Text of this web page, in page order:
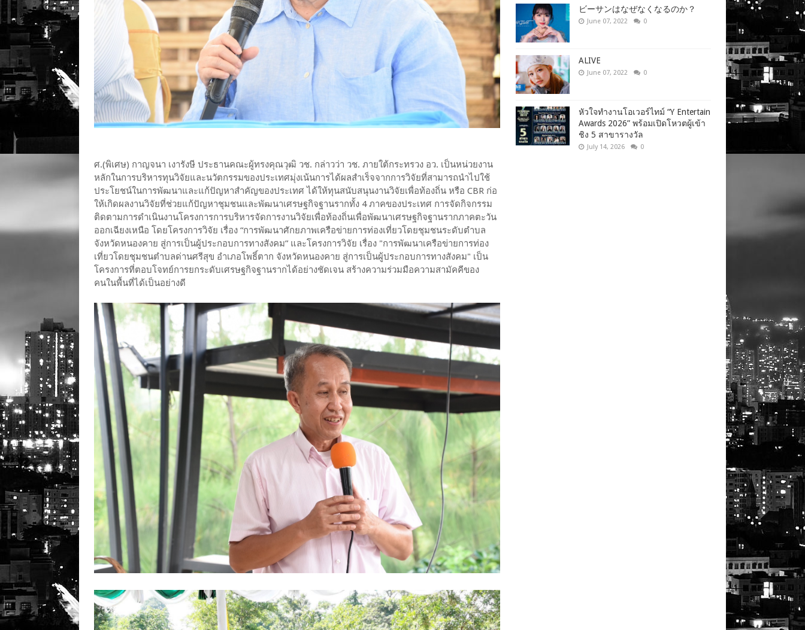
ศ.(พิเศษ) กาญจนา เงารังษี ประธานคณะผู้ทรงคุณวุฒิ วช. กล่าวว่า วช. ภายใต้กระทรวง อว. เป็นหน่วยงาน
หลักในการบริหารทุนวิจัยและนวัตกรรมของประเทศมุ่งเน้นการได้ผลสำเร็จจากการวิจัยที่สามารถนำไปใช้
ประโยชน์ในการพัฒนาและแก้ปัญหาสำคัญของประเทศ ได้ให้ทุนสนับสนุนงานวิจัยเพื่อท้องถิ่น หรือ CBR ก่อ
ให้เกิดผลงานวิจัยที่ช่วยแก้ปัญหาชุมชนและพัฒนาเศรษฐกิจฐานรากทั้ง 4 ภาคของประเทศ การจัดกิจกรรม
ติดตามการดำเนินงานโครงการการบริหารจัดการงานวิจัยเพื่อท้องถิ่นเพื่อพัฒนาเศรษฐกิจฐานรากภาคตะวัน
ออกเฉียงเหนือ โดยโครงการวิจัย เรื่อง “การพัฒนาศักยภาพเครือข่ายการท่องเที่ยวโดยชุมชนระดับตำบล
จังหวัดหนองคาย สู่การเป็นผู้ประกอบการทางสังคม” และโครงการวิจัย เรื่อง "การพัฒนาเครือข่ายการท่อง
เที่ยวโดยชุมชนตำบลด่านศรีสุข อำเภอโพธิ์ตาก จังหวัดหนองคาย สู่การเป็นผู้ประกอบการทางสังคม" เป็น
โครงการที่ตอบโจทย์การยกระดับเศรษฐกิจฐานรากได้อย่างชัดเจน สร้างความร่วมมือความสามัคคีของ
คนในพื้นที่ได้เป็นอย่างดี
ビーサンはなぜなくなるのか？
June 07, 2022 0
ALIVE
June 07, 2022 0
หัวใจทำงานโอเวอร์ไทม์ “Y Entertain
Awards 2026” พร้อมเปิดโหวตผู้เข้า
ชิง 5 สาขารางวัล
July 14, 2026 0